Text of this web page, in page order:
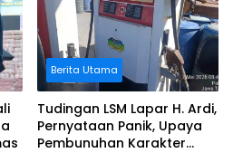
Berita Utama
Tudingan LSM Lapar H. Ardi,
Pernyataan Panik, Upaya
Pembunuhan Karakter